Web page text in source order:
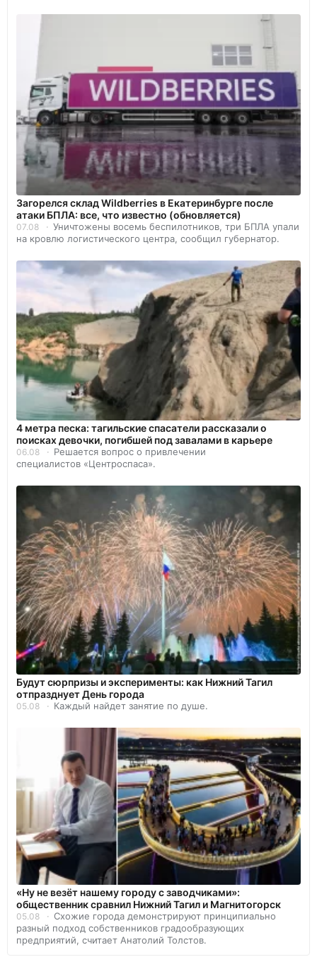
Загорелся склад Wildberries в Екатеринбурге после
атаки БПЛА: все, что известно (обновляется)
07.08
Уничтожены восемь беспилотников, три БПЛА упали
на кровлю логистического центра, сообщил губернатор.
4 метра песка: тагильские спасатели рассказали о
поисках девочки, погибшей под завалами в карьере
06.08
Решается вопрос о привлечении
специалистов «Центроспаса».
Будут сюрпризы и эксперименты: как Нижний Тагил
отпразднует День города
05.08 Каждый найдет занятие по душе.
«Ну не везёт нашему городу с заводчиками»:
общественник сравнил Нижний Тагил и Магнитогорск
05.08
Схожие города демонстрируют принципиально
разный подход собственников градообразующих
предприятий, считает Анатолий Толстов.